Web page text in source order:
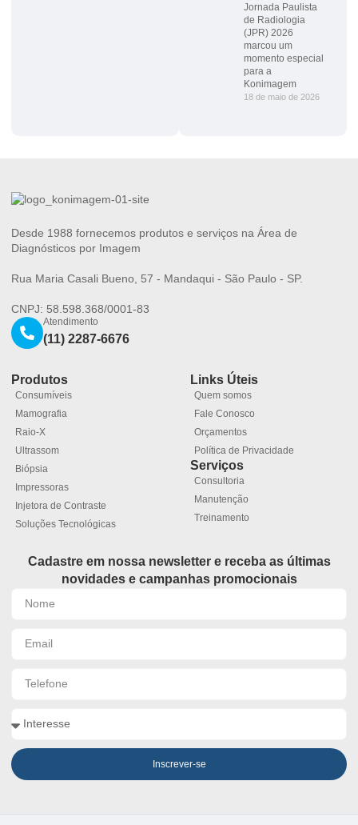
Jornada Paulista
de Radiologia
(JPR) 2026
marcou um
momento especial
para a
Konimagem
18 de maio de 2026
Desde 1988 fornecemos produtos e serviços na Área de
Diagnósticos por Imagem
Rua Maria Casali Bueno, 57 - Mandaqui - São Paulo - SP.
CNPJ: 58.598.368/0001-83
Atendimento
(11) 2287-6676
Produtos
Consumíveis
Mamografia
Raio-X
Ultrassom
Biópsia
Impressoras
Injetora de Contraste
Soluções Tecnológicas
Links Úteis
Quem somos
Fale Conosco
Orçamentos
Política de Privacidade
Serviços
Consultoria
Manutenção
Treinamento
Cadastre em nossa newsletter e receba as últimas
novidades e campanhas promocionais
Inscrever-se